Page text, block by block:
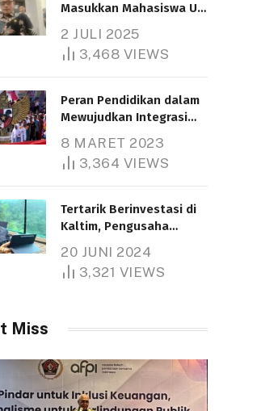
Masukkan Mahasiswa UT
Bantuan Pendidikan
Gratispol
2 JULI 2025
3,468 VIEWS
Peran Pendidikan dalam
Mewujudkan Integrasi
8 MARET 2023
3,364 VIEWS
Tertarik Berinvestasi di
Kaltim, Pengusaha
1.000 Hektare
20 JUNI 2024
3,321 VIEWS
Miss